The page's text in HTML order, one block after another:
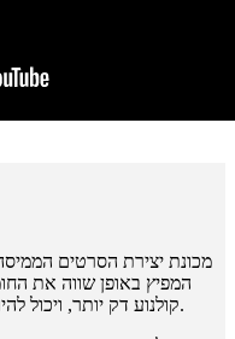
מכונת יצירת הסרטים
המפיץ באופן שווה את
קולנוע דק יותר, ויכול להיות מצויד בפונקציות כמו למינציה וחריכה.